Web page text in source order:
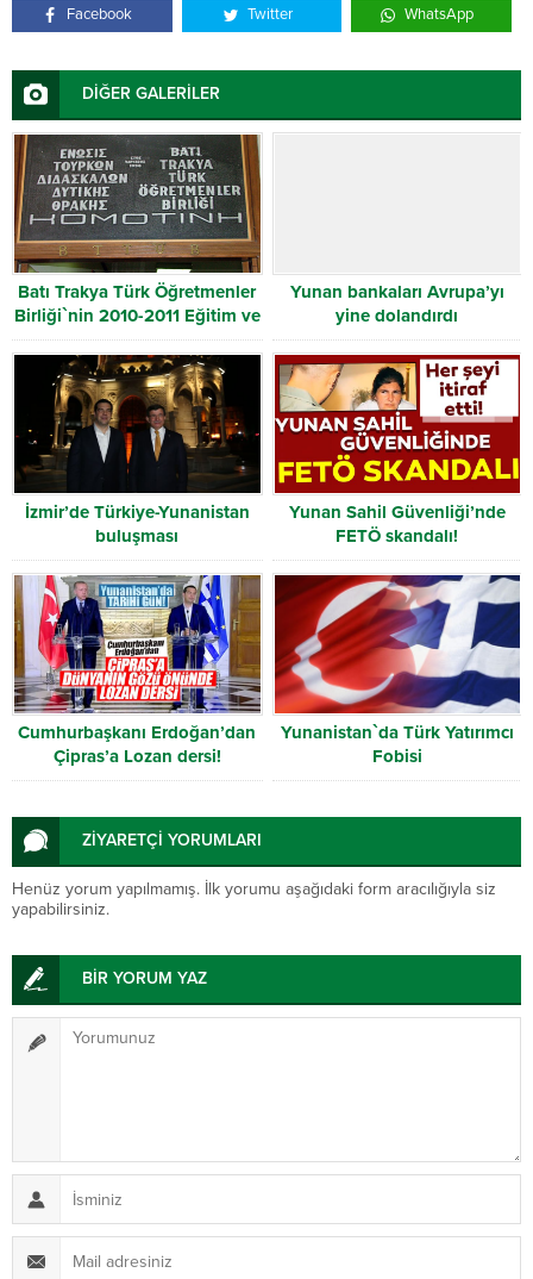
Facebook Twitter WhatsApp
DİĞER GALERİLER
Batı Trakya Türk Öğretmenler
Birliği`nin 2010-2011 Eğitim ve
Öğretim yılı mesajı
Yunan bankaları Avrupa’yı
yine dolandırdı
İzmir’de Türkiye-Yunanistan
buluşması
Yunan Sahil Güvenliği’nde
FETÖ skandalı!
Cumhurbaşkanı Erdoğan’dan
Çipras’a Lozan dersi!
Yunanistan`da Türk Yatırımcı
Fobisi
ZİYARETÇİ YORUMLARI
Henüz yorum yapılmamış. İlk yorumu aşağıdaki form aracılığıyla siz
yapabilirsiniz.
BİR YORUM YAZ